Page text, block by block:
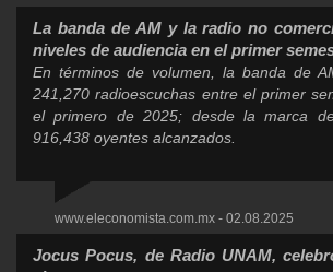
La banda de AM y la radio no
niveles de audiencia en el primer
En términos de volumen, la banda de
241,270 radioescuchas entre el primer
el primero de 2025; desde la marca
916,438 oyentes alcanzados.
www.eleconomista.com.mx - 02.08.2025
Jocus Pocus, de Radio UNAM,